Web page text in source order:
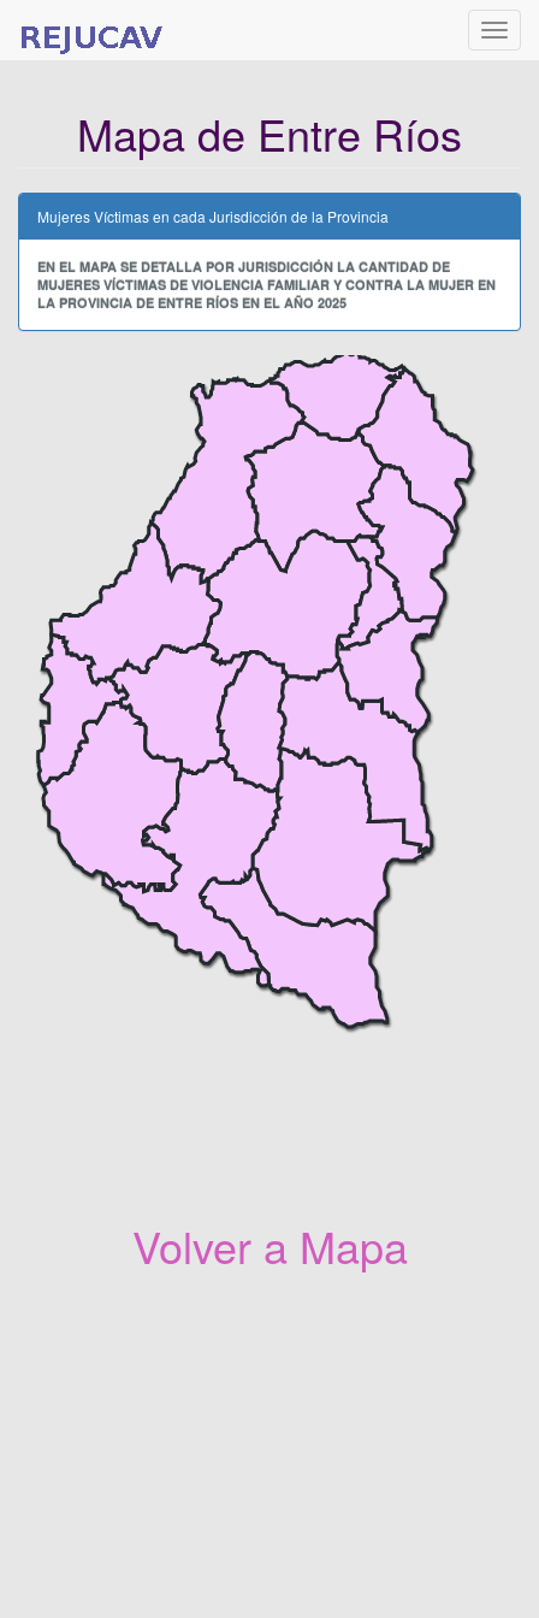
Mapa de Entre Ríos
Mujeres Víctimas en cada Jurisdicción de la Provincia
EN EL MAPA SE DETALLA POR JURISDICCIÓN LA CANTIDAD DE
MUJERES VÍCTIMAS DE VIOLENCIA FAMILIAR Y CONTRA LA MUJER EN
LA PROVINCIA DE ENTRE RÍOS EN EL AÑO 2025
Volver a Mapa